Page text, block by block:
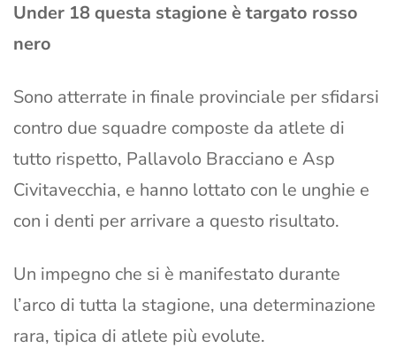
Under 18 questa stagione è targato rosso
nero
Sono atterrate in finale provinciale per sfidarsi
contro due squadre composte da atlete di
tutto rispetto, Pallavolo Bracciano e Asp
Civitavecchia, e hanno lottato con le unghie e
con i denti per arrivare a questo risultato.
Un impegno che si è manifestato durante
l’arco di tutta la stagione, una determinazione
rara, tipica di atlete più evolute.